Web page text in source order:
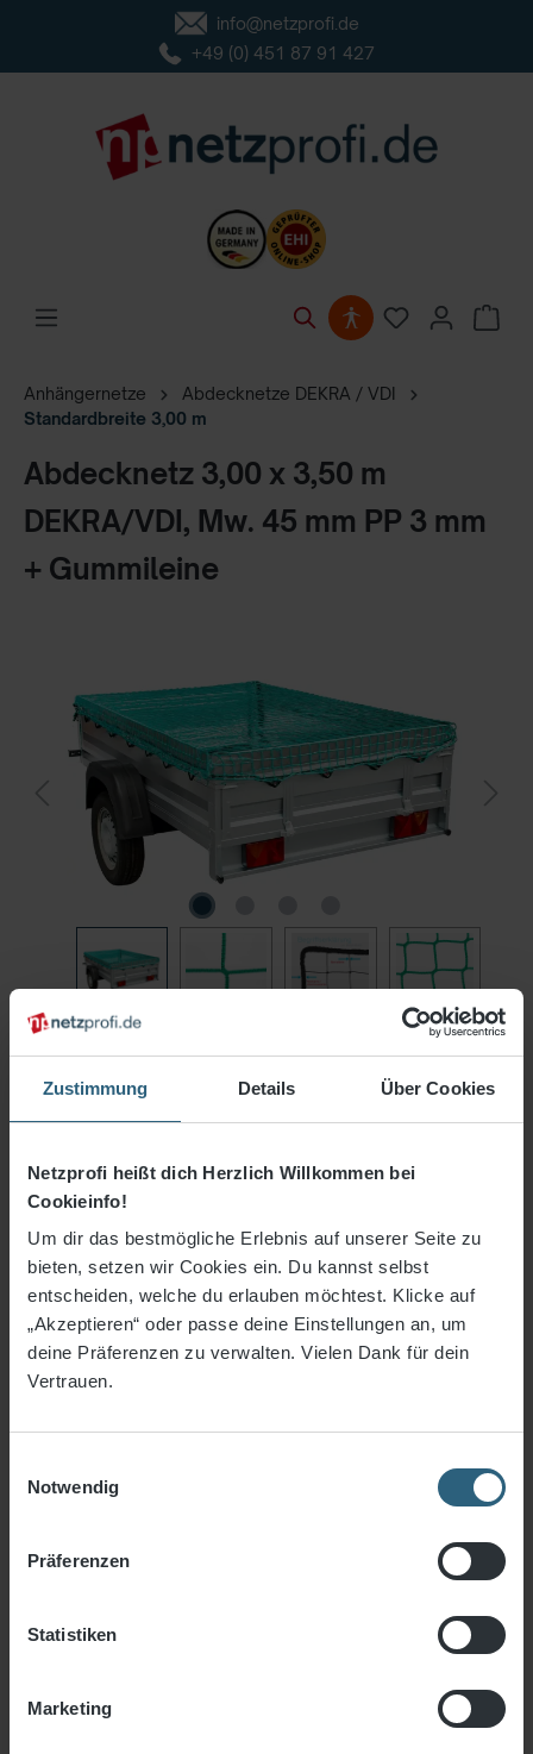
Zustimmung Details Über Cookies
Netzprofi heißt dich Herzlich Willkommen bei
Cookieinfo!
Um dir das bestmögliche Erlebnis auf unserer Seite zu
bieten, setzen wir Cookies ein. Du kannst selbst
entscheiden, welche du erlauben möchtest. Klicke auf
„Akzeptieren“ oder passe deine Einstellungen an, um
deine Präferenzen zu verwalten. Vielen Dank für dein
Vertrauen.
Notwendig
Präferenzen
Statistiken
Marketing
info@netzprofi.de
+49 (0) 451 87 91 427
Anhängernetze
Abdecknetze DEKRA / VDI
Standardbreite 3,00 m
Abdecknetz 3,00 x 3,50 m
DEKRA/VDI, Mw. 45 mm PP 3 mm
+ Gummileine
55,12 €*
3% Rabatt bei Vorkasse
Preise inkl. MwSt. zzgl. Versandkosten
Sofort verfügbar, Lieferzeit: 3-5 Tage
Stück
Artikelnummer:
Unsere knotenlosen, locker gewirkten Abdecknetze
VDI / DEKRA zertifiziert, werden aus hochfestem